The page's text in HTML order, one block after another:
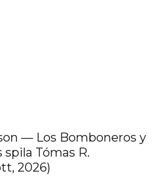
— Los Bomboneros y
Tómas R.
2026)